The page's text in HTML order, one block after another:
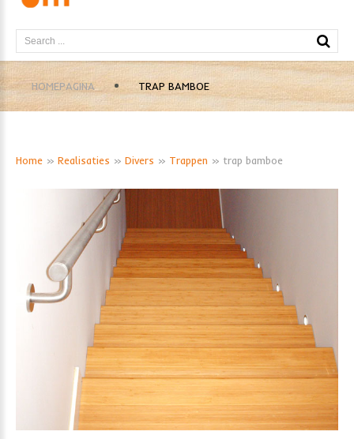
Search
HOMEPAGINA TRAP BAMBOE
Home » Realisaties » Divers » Trappen » trap bamboe